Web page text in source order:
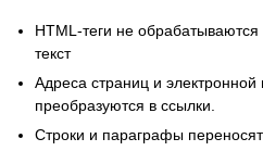
HTML-теги не
текст
Адреса страниц и электронной
преобразуются в ссылки.
Строки и параграфы